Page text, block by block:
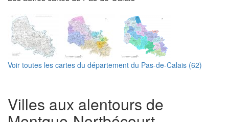
Voir toutes les cartes du département du Pas-de-Calais (62)
Villes aux alentours de